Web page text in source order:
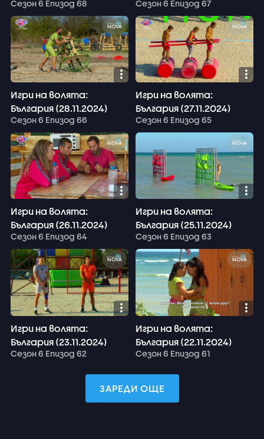
Сезон 6 Епизод 68 Сезон 6 Епизод 67
NOVA
Игри на волята:
България (28.11.2024)
Сезон 6 Епизод 66
NOVA
Игри на волята:
България (27.11.2024)
Сезон 6 Епизод 65
NOVA
Игри на волята:
България (26.11.2024)
Сезон 6 Епизод 64
NOVA
Игри на волята:
България (25.11.2024)
Сезон 6 Епизод 63
NOVA
Игри на волята:
България (23.11.2024)
Сезон 6 Епизод 62
NOVA
Игри на волята:
България (22.11.2024)
Сезон 6 Епизод 61
ЗАРЕДИ ОЩЕ